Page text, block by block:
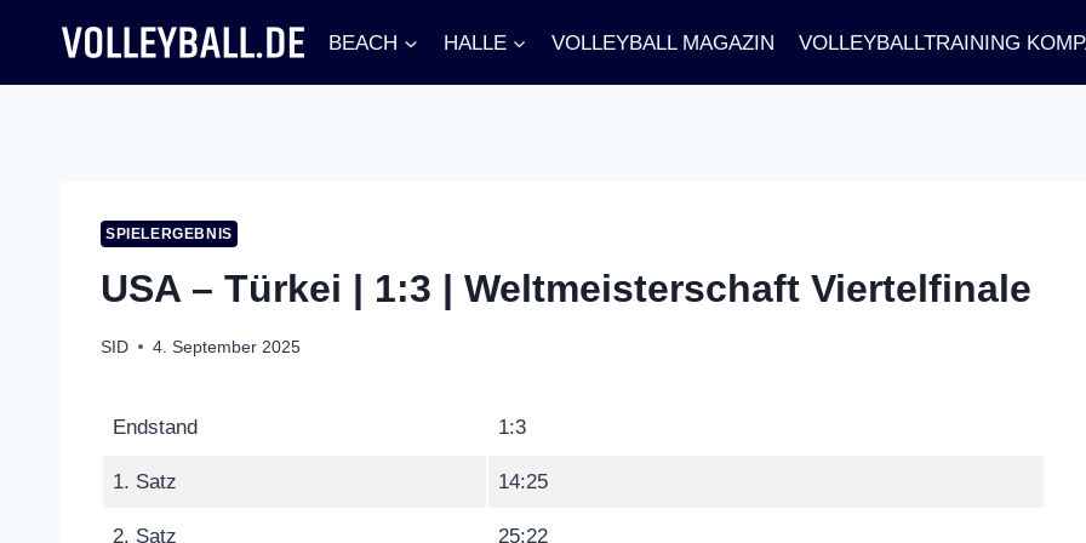
springen
BEACH HALLE VOLLEYBALL MAGAZIN VOLLEYBALLTRAINING
SPIELERGEBNIS
USA – Türkei | 1:3 | Weltmeisterschaft Viertelfinale
SID 4. September 2025
Endstand 1:3
1. Satz 14:25
2. Satz 25:22